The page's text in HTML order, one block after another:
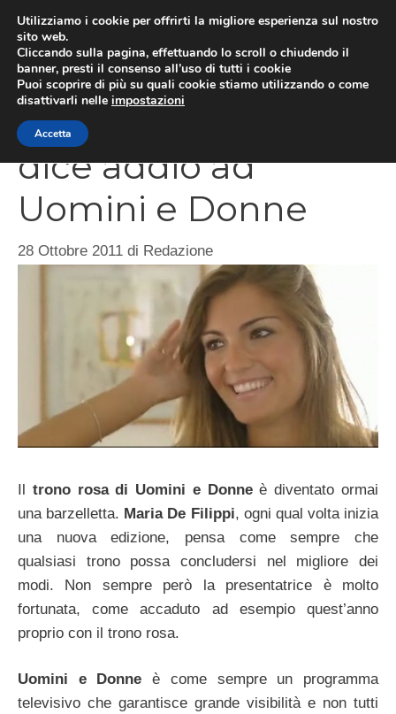
contenuto
Chiara Sammartino
dice addio ad
Uomini e Donne
28 Ottobre 2011 di Redazione
Il trono rosa di Uomini e Donneè diventato ormai
una barzelletta. Maria De Filippi, ogni qual volta inizia
una nuova edizione, pensa come sempre che
qualsiasi trono possa concludersi nel migliore dei
modi. Non sempre però la presentatrice è molto
fortunata, come accaduto ad esempio quest’anno
proprio con il trono rosa.
Uomini e Donne è come sempre un programma
televisivo che garantisce grande visibilità e non tutti
Utilizziamo i cookie per offrirti la migliore esperienza sul nostro
sito web.
Cliccando sulla pagina, effettuando lo scroll o chiudendo il
banner, presti il consenso all’uso di tutti i cookie
Puoi scoprire di più su quali cookie stiamo utilizzando o come
disattivarli nelle impostazioni
Accetta